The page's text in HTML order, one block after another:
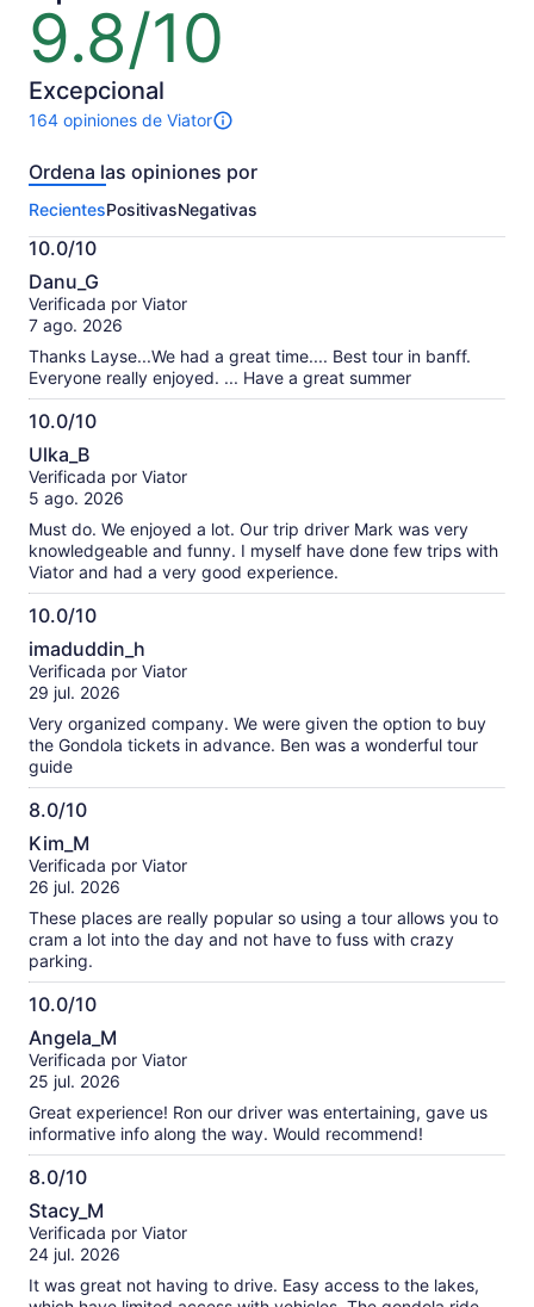
9.8/10
9.8
de
10
Excepcional
164 opiniones de Viator
164
sobre
actividad.
Más
información
sobre
las
opiniones
Ordena las opiniones por
RecientesPositivasNegativas
10.0/10
10.0
de
10
Danu_G
Verificada por Viator
7 ago. 2026
Thanks Layse...We had a great time.... Best tour in banff.
Everyone really enjoyed. ... Have a great summer
10.0/10
10.0
de
10
Ulka_B
Verificada por Viator
5 ago. 2026
Must do. We enjoyed a lot. Our trip driver Mark was very
knowledgeable and funny. I myself have done few trips with
Viator and had a very good experience.
10.0/10
10.0
de
10
imaduddin_h
Verificada por Viator
29 jul. 2026
Very organized company. We were given the option to buy
the Gondola tickets in advance. Ben was a wonderful tour
guide
8.0/10
8.0
de
10
Kim_M
Verificada por Viator
26 jul. 2026
These places are really popular so using a tour allows you to
cram a lot into the day and not have to fuss with crazy
parking.
10.0/10
10.0
de
10
Angela_M
Verificada por Viator
25 jul. 2026
Great experience! Ron our driver was entertaining, gave us
informative info along the way. Would recommend!
8.0/10
8.0
de
10
Stacy_M
Verificada por Viator
24 jul. 2026
It was great not having to drive. Easy access to the lakes,